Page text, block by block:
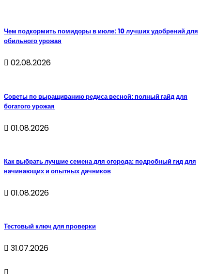
Чем подкормить помидоры в июле: 10 лучших удобрений для
обильного урожая
02.08.2026
Советы по выращиванию редиса весной: полный гайд для
богатого урожая
01.08.2026
Как выбрать лучшие семена для огорода: подробный гид для
начинающих и опытных дачников
01.08.2026
Тестовый ключ для проверки
31.07.2026